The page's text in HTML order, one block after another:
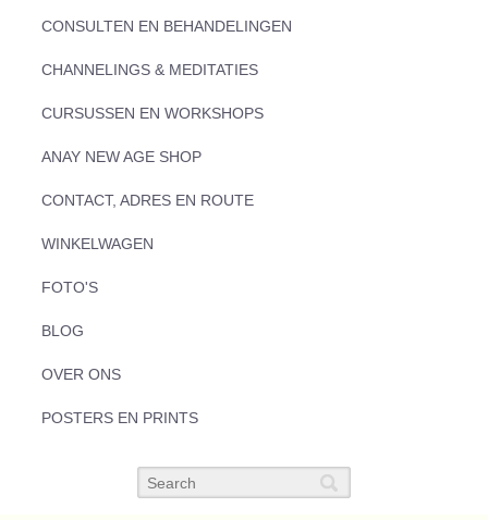
CONSULTEN EN BEHANDELINGEN
CHANNELINGS & MEDITATIES
CURSUSSEN EN WORKSHOPS
ANAY NEW AGE SHOP
CONTACT, ADRES EN ROUTE
WINKELWAGEN
FOTO'S
BLOG
OVER ONS
POSTERS EN PRINTS